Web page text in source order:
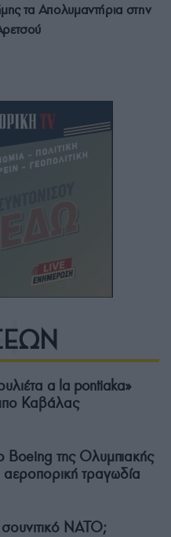
τα Απολυμαντήρια στην
a la pontiaka»
Καβάλας
της Ολυμπιακής
τραγωδία
σουνιτικό ΝΑΤΟ;